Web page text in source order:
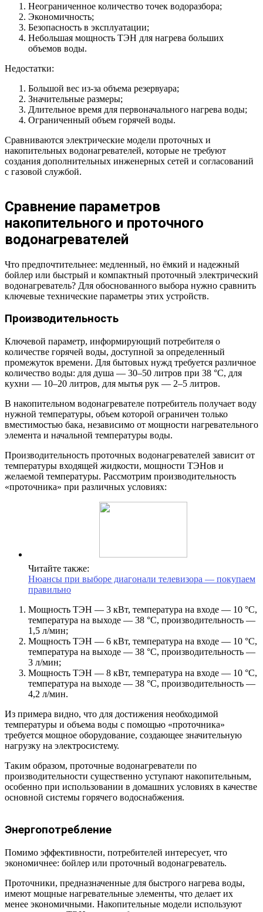
Неограниченное количество точек водоразбора;
Экономичность;
Безопасность в эксплуатации;
Небольшая мощность ТЭН для нагрева больших
объемов воды.
Недостатки:
Большой вес из-за объема резервуара;
Значительные размеры;
Длительное время для первоначального нагрева воды;
Ограниченный объем горячей воды.
Сравниваются электрические модели проточных и
накопительных водонагревателей, которые не требуют
создания дополнительных инженерных сетей и согласований
с газовой службой.
Сравнение параметров
накопительного и проточного
водонагревателей
Что предпочтительнее: медленный, но ёмкий и надежный
бойлер или быстрый и компактный проточный электрический
водонагреватель? Для обоснованного выбора нужно сравнить
ключевые технические параметры этих устройств.
Производительность
Ключевой параметр, информирующий потребителя о
количестве горячей воды, доступной за определенный
промежуток времени. Для бытовых нужд требуется различное
количество воды: для душа — 30–50 литров при 38 °С, для
кухни — 10–20 литров, для мытья рук — 2–5 литров.
В накопительном водонагревателе потребитель получает воду
нужной температуры, объем которой ограничен только
вместимостью бака, независимо от мощности нагревательного
элемента и начальной температуры воды.
Производительность проточных водонагревателей зависит от
температуры входящей жидкости, мощности ТЭНов и
желаемой температуры. Рассмотрим производительность
«проточника» при различных условиях:
Читайте также:
Нюансы при выборе диагонали телевизора — покупаем
правильно
Мощность ТЭН — 3 кВт, температура на входе — 10 °С,
температура на выходе — 38 °С, производительность —
1,5 л/мин;
Мощность ТЭН — 6 кВт, температура на входе — 10 °С,
температура на выходе — 38 °С, производительность —
3 л/мин;
Мощность ТЭН — 8 кВт, температура на входе — 10 °С,
температура на выходе — 38 °С, производительность —
4,2 л/мин.
Из примера видно, что для достижения необходимой
температуры и объема воды с помощью «проточника»
требуется мощное оборудование, создающее значительную
нагрузку на электросистему.
Таким образом, проточные водонагреватели по
производительности существенно уступают накопительным,
особенно при использовании в домашних условиях в качестве
основной системы горячего водоснабжения.
Энергопотребление
Помимо эффективности, потребителей интересует, что
экономичнее: бойлер или проточный водонагреватель.
Проточники, предназначенные для быстрого нагрева воды,
имеют мощные нагревательные элементы, что делает их
менее экономичными. Накопительные модели используют